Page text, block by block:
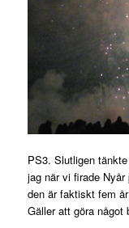
PS3. Slutligen
jag när vi firade
den är faktiskt fem
Gäller att göra något